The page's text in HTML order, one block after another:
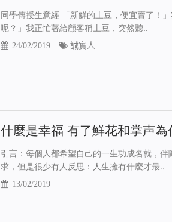
同學傳授生意經 「新鮮的土豆，便宜賣了！
呢？」我正忙著給顧客稱土豆，突然聽..
24/02/2019 誠實人
什麼是幸福 有了鮮花和掌声為
引言：每個人都希望自己的一生功成名就，
求，但是很少有人反思：人生擁有什麼才最..
13/02/2019